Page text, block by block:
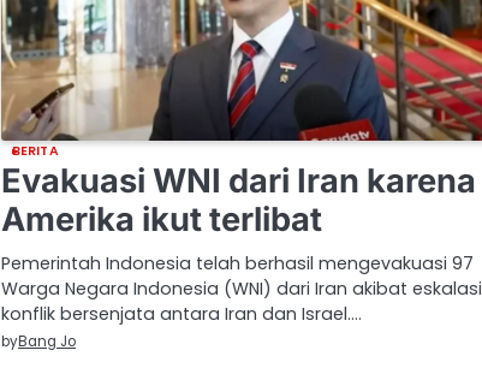
BERITA
Evakuasi WNI dari Iran karena
Amerika ikut terlibat
Pemerintah Indonesia telah berhasil mengevakuasi 97
Warga Negara Indonesia (WNI) dari Iran akibat eskalasi
konflik bersenjata antara Iran dan Israel.…
byBang Jo